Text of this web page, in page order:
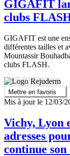
GIGAFIT
clubs
GIGAFIT est une
différentes tailles et
Mountassir
clubs FLASH.
Mettre en favoris
Mis à jour le 12/03/
Vichy, Lyon
adresses
continue